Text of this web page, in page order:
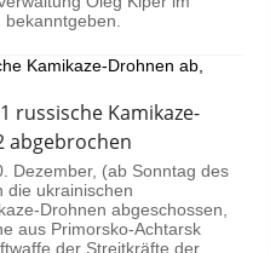
russische Kamikaze-
abgebrochen
Dezember, (ab Sonntag des
die ukrainischen
Drohnen abgeschossen,
aus Primorsko-Achtarsk
der Streitkräfte der